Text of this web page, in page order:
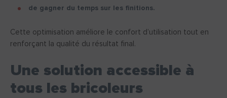
de gagner du temps sur les finitions.
Cette optimisation améliore le confort d’utilisation tout en
renforçant la qualité du résultat final.
Une solution accessible à
tous les bricoleurs